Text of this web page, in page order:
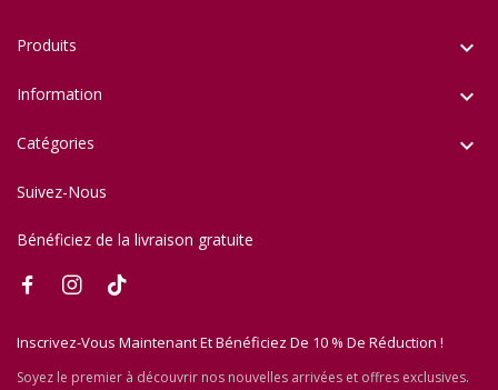
Produits 
Information 
Catégories 
Suivez-Nous
Bénéficiez de la livraison gratuite
Inscrivez-Vous Maintenant Et Bénéficiez De 10 % De Réduction !
Soyez le premier à découvrir nos nouvelles arrivées et offres exclusives.